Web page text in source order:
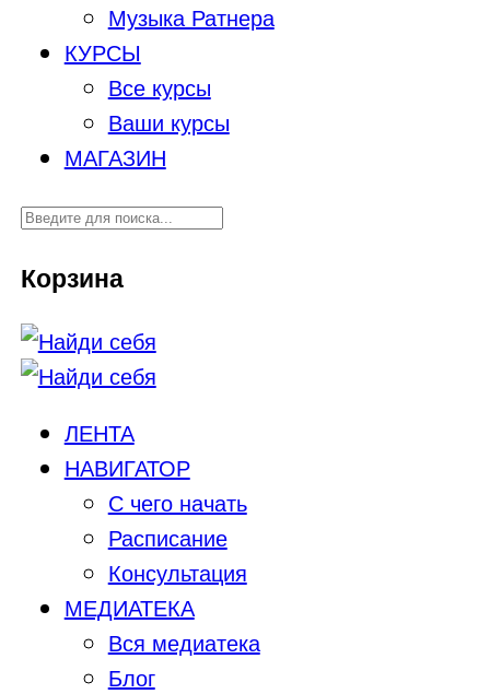
Музыка Ратнера
КУРСЫ
Все курсы
Ваши курсы
МАГАЗИН
Корзина
ЛЕНТА
НАВИГАТОР
С чего начать
Расписание
Консультация
МЕДИАТЕКА
Вся медиатека
Блог